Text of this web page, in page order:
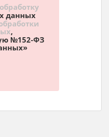
данных
,
№152-ФЗ